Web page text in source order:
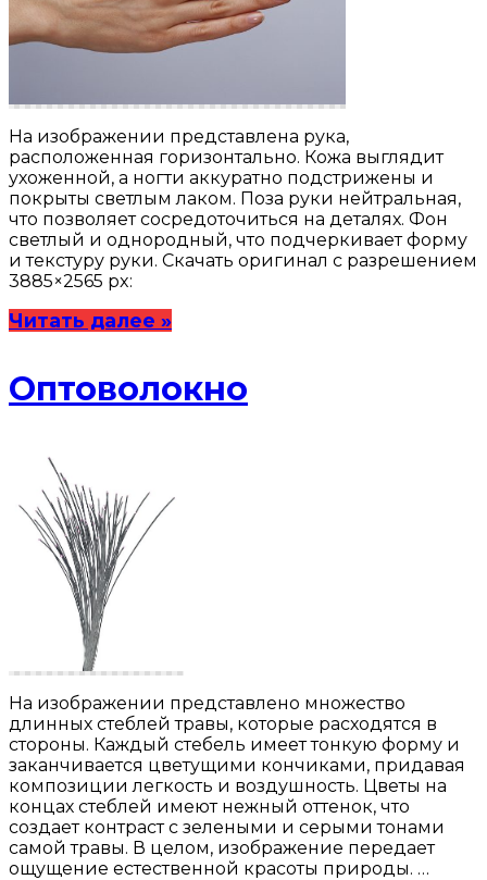
На изображении представлена рука,
расположенная горизонтально. Кожа выглядит
ухоженной, а ногти аккуратно подстрижены и
покрыты светлым лаком. Поза руки нейтральная,
что позволяет сосредоточиться на деталях. Фон
светлый и однородный, что подчеркивает форму
и текстуру руки. Скачать оригинал с разрешением
3885×2565 px:
Читать далее »
Оптоволокно
На изображении представлено множество
длинных стеблей травы, которые расходятся в
стороны. Каждый стебель имеет тонкую форму и
заканчивается цветущими кончиками, придавая
композиции легкость и воздушность. Цветы на
концах стеблей имеют нежный оттенок, что
создает контраст с зелеными и серыми тонами
самой травы. В целом, изображение передает
ощущение естественной красоты природы. …